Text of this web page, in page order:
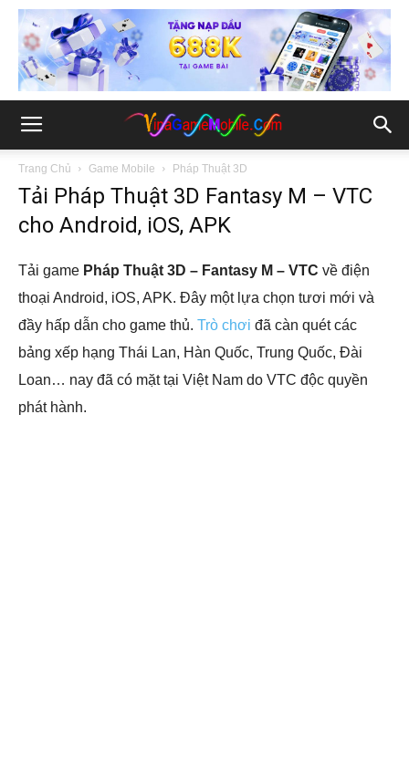
Trang Chủ Game Mobile Pháp Thuật 3D
Tải Pháp Thuật 3D Fantasy M – VTC
cho Android, iOS, APK
Tải game Pháp Thuật 3D – Fantasy M – VTC về điện
thoại Android, iOS, APK. Đây một lựa chọn tươi mới và
đầy hấp dẫn cho game thủ. Trò chơi đã càn quét các
bảng xếp hạng Thái Lan, Hàn Quốc, Trung Quốc, Đài
Loan… nay đã có mặt tại Việt Nam do VTC độc quyền
phát hành.